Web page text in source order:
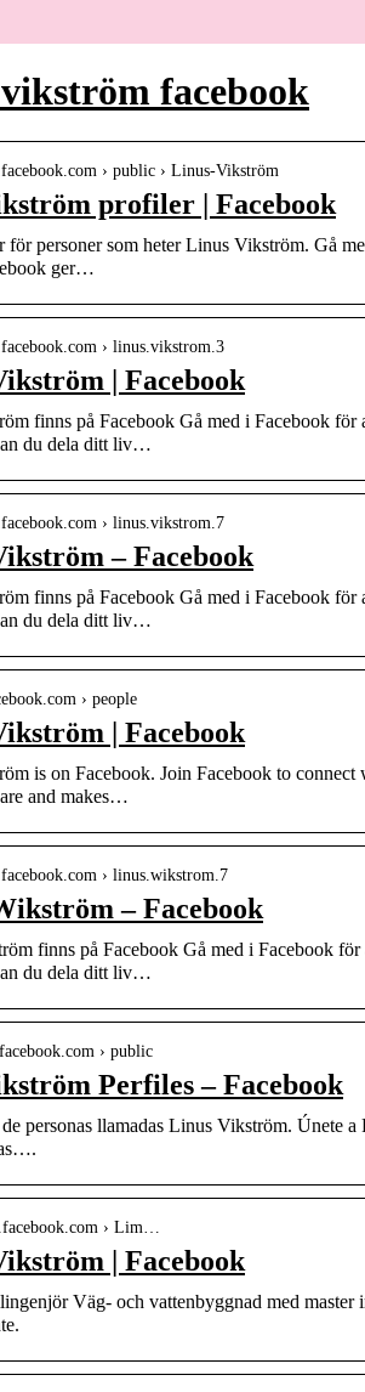
facebook
› public › Linus-Vikström
profiler | Facebook
för personer som heter Linus Vikström. Gå
ger…
› linus.vikstrom.3
| Facebook
finns på Facebook Gå med i Facebook
du dela ditt liv…
› linus.vikstrom.7
– Facebook
finns på Facebook Gå med i Facebook
du dela ditt liv…
› people
| Facebook
is on Facebook. Join Facebook to
and makes…
› linus.wikstrom.7
– Facebook
finns på Facebook Gå med i Facebook
du dela ditt liv…
› public
Perfiles – Facebook
personas llamadas Linus Vikström. Únete
› Lim…
| Facebook
Väg- och vattenbyggnad med